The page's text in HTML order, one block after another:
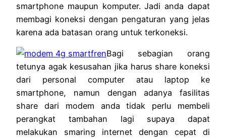
smartphone maupun komputer. Jadi anda dapat
membagi koneksi dengan pengaturan yang jelas
karena ada batasan orang untuk terkoneksi.
Bagi sebagian orang
tetunya agak kesusahan jika harus share koneksi
dari personal computer atau laptop ke
smartphone, namun dengan adanya fasilitas
share dari modem anda tidak perlu membeli
perangkat tambahan lagi supaya dapat
melakukan smaring internet dengan cepat di